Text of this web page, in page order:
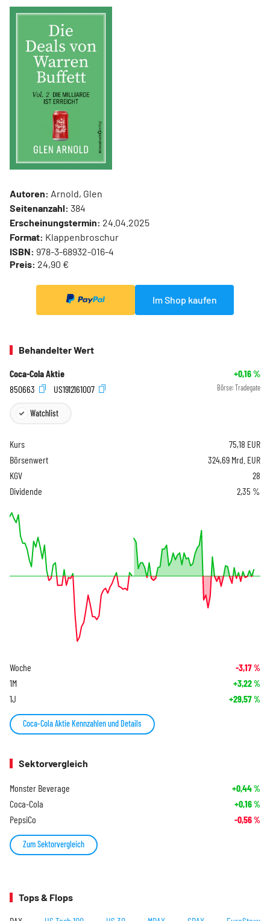
Autoren: Arnold, Glen
Seitenanzahl: 384
Erscheinungstermin: 24.04.2025
Format: Klappenbroschur
ISBN: 978-3-68932-016-4
Preis: 24,90 €
Im Shop kaufen
Behandelter Wert
Coca-Cola Aktie +0,16%
850663
US1912161007 Börse: Tradegate
Watchlist
Kurs 75,18 EUR
Börsenwert
324,69 Mrd. EUR
KGV
28
Dividende
2,35 %
Woche -3,17%
1M +3,22%
1J +29,57%
Coca-Cola Aktie Kennzahlen und Details
Sektorvergleich
Monster Beverage +0,44%
Coca-Cola +0,16%
PepsiCo -0,56%
Zum Sektorvergleich
Tops & Flops